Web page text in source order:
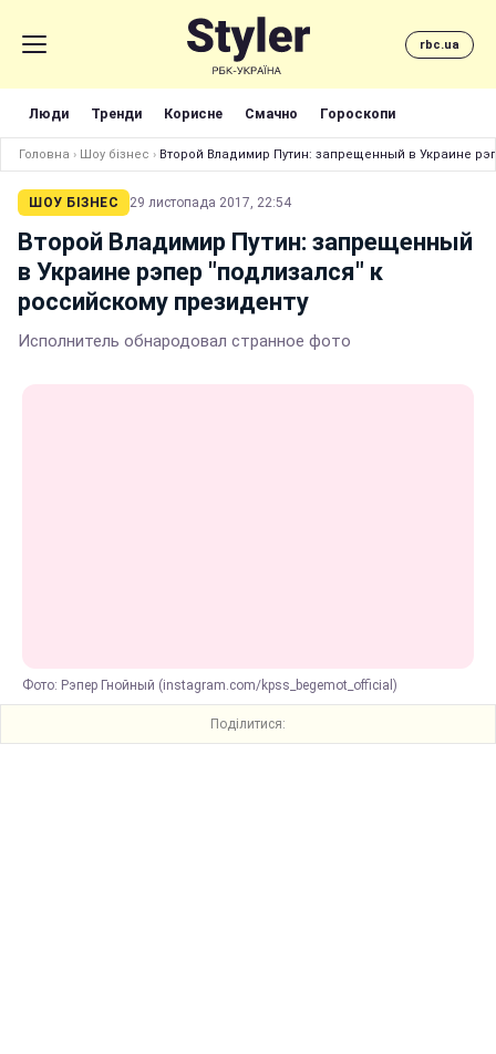
rbc.ua
Люди Тренди Корисне Смачно Гороскопи
Головна › Шоу бізнес › Второй Владимир Путин: запрещенный в Украине
ШОУ БІЗНЕС 29 листопада 2017, 22:54
Второй Владимир Путин: запрещенный
в Украине рэпер "подлизался" к
российскому президенту
Исполнитель обнародовал странное фото
Фото: Рэпер Гнойный (instagram.com/kpss_begemot_official)
Поділитися: